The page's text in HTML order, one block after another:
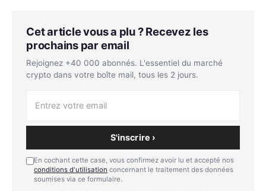
Cet article vous a plu ? Recevez les
prochains par email
Rejoignez +40 000 abonnés. L'essentiel du marché
crypto dans votre boîte mail, tous les 2 jours.
S'inscrire ›
En cochant cette case, vous confirmez avoir lu et accepté nos
conditions d'utilisation concernant le traitement des données
soumises via ce formulaire.